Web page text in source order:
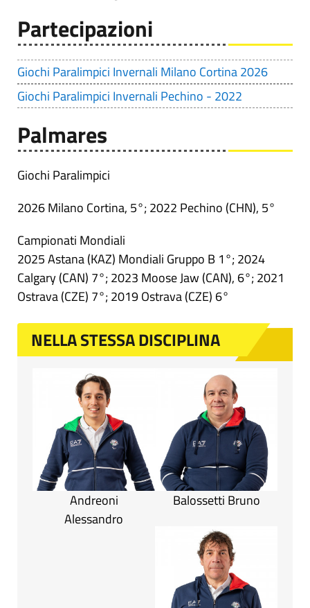
Partecipazioni
Giochi Paralimpici Invernali Milano Cortina 2026
Giochi Paralimpici Invernali Pechino - 2022
Palmares
Giochi Paralimpici
2026 Milano Cortina, 5°; 2022 Pechino (CHN), 5°
Campionati Mondiali
2025 Astana (KAZ) Mondiali Gruppo B 1°; 2024
Calgary (CAN) 7°; 2023 Moose Jaw (CAN), 6°; 2021
Ostrava (CZE) 7°; 2019 Ostrava (CZE) 6°
NELLA STESSA DISCIPLINA
Andreoni
Alessandro
Balossetti Bruno